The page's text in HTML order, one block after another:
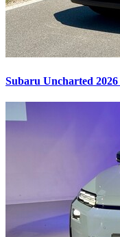
Subaru Uncharted 2026